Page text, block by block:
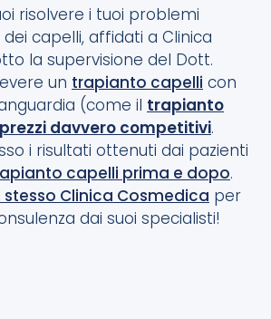
risolvere i tuoi problemi
capelli, affidati a Clinica
la supervisione del Dott.
un trapianto capelli con
(come il trapianto
prezzi davvero competitivi.
i risultati ottenuti dai pazienti
capelli prima e dopo.
Clinica Cosmedica per
dai suoi specialisti!